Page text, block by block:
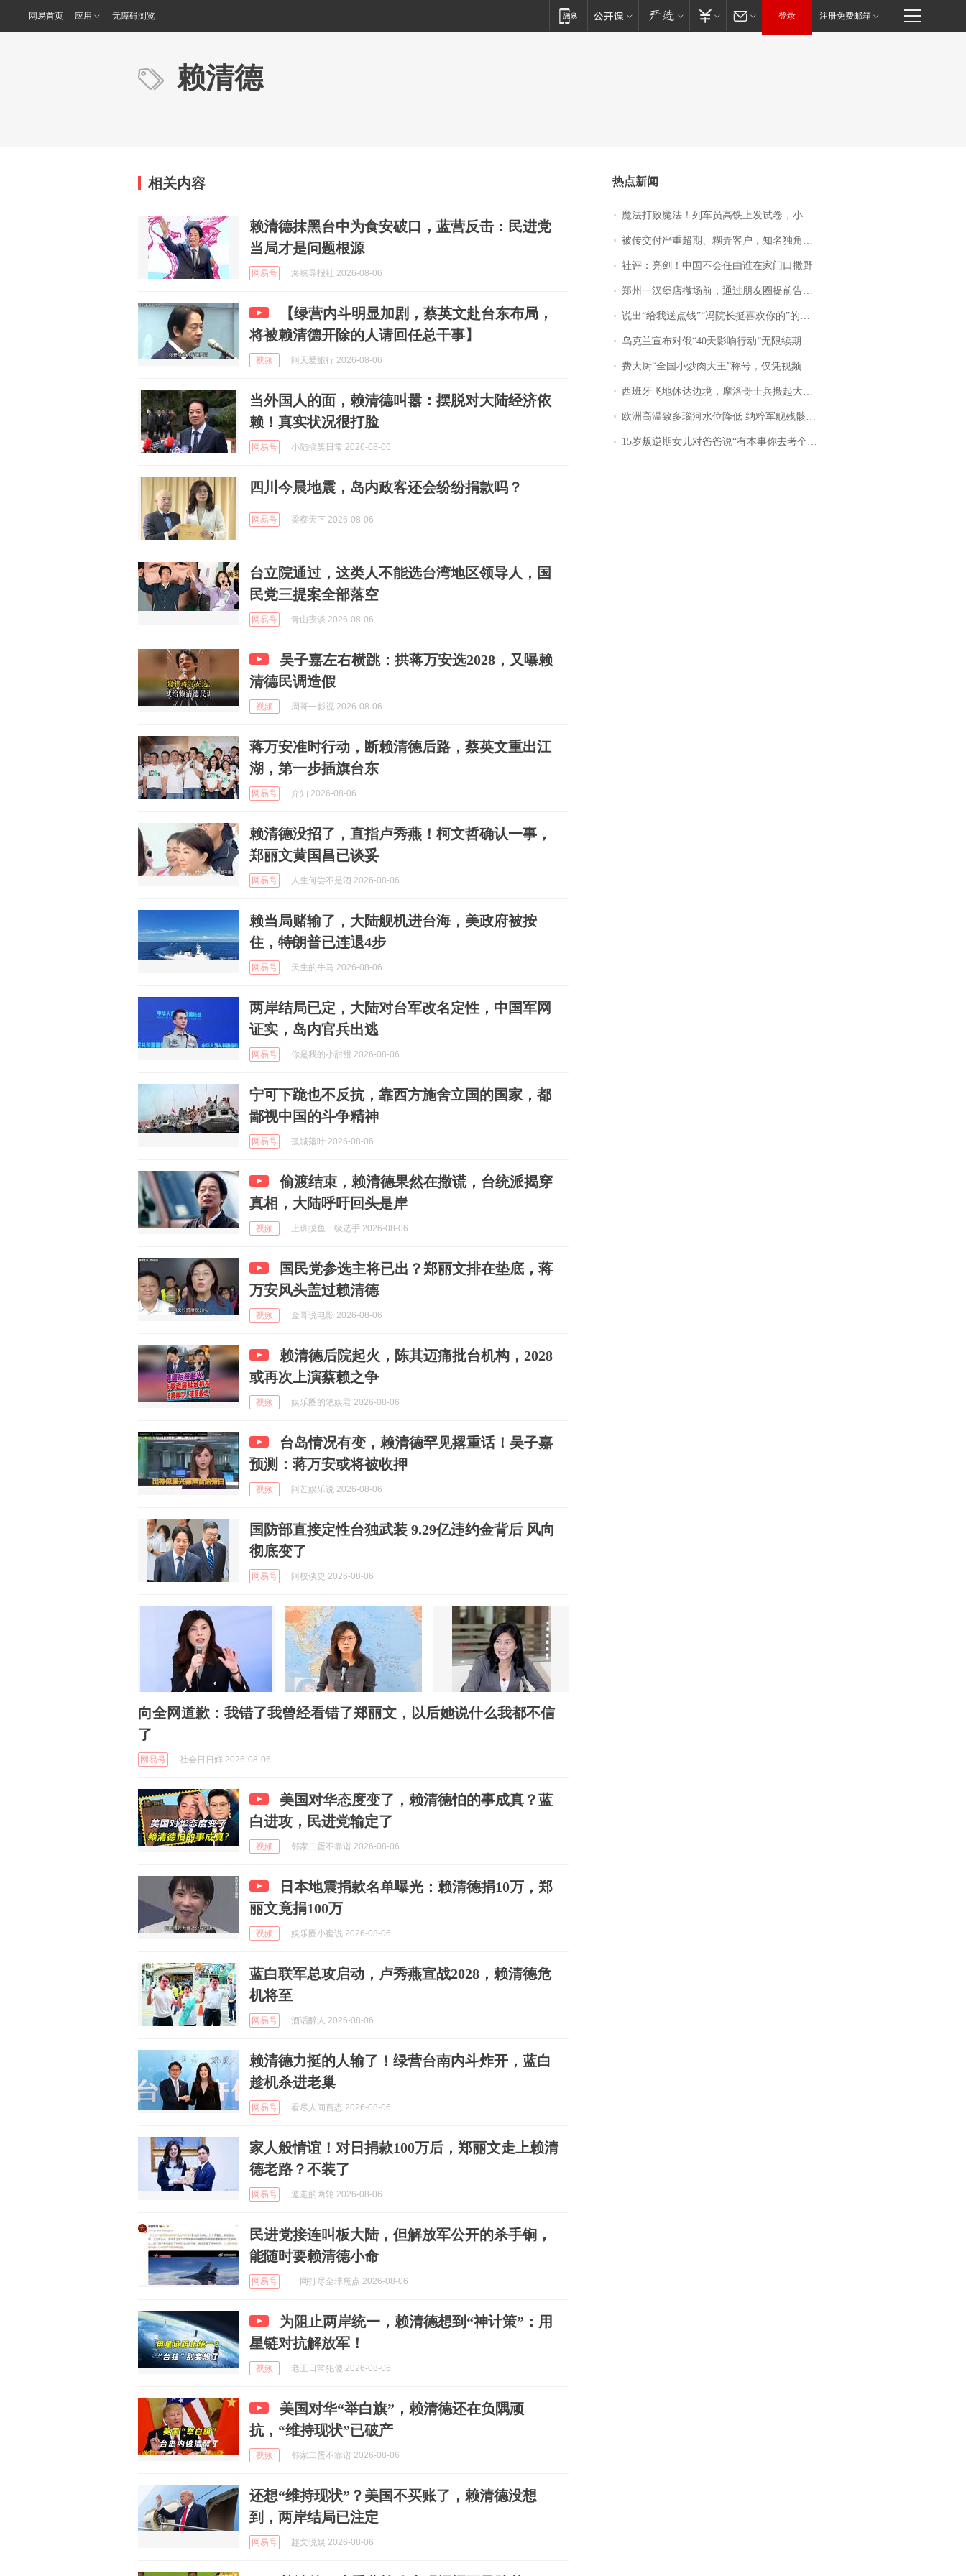
网易首页 应用 无障碍浏览 登录 注册免费邮箱
赖清德
相关内容
赖清德抹黑台中为食安破口，蓝营反击：民进党
当局才是问题根源
网易号 海峡导报社 2026-08-06
【绿营内斗明显加剧，蔡英文赴台东布局，
将被赖清德开除的人请回任总干事】
视频 阿天爱旅行 2026-08-06
当外国人的面，赖清德叫嚣：摆脱对大陆经济依
赖！真实状况很打脸
网易号 小陆搞笑日常 2026-08-06
四川今晨地震，岛内政客还会纷纷捐款吗？
网易号 梁察天下 2026-08-06
台立院通过，这类人不能选台湾地区领导人，国
民党三提案全部落空
网易号 青山夜谈 2026-08-06
吴子嘉左右横跳：拱蒋万安选2028，又曝赖
清德民调造假
视频 周哥一影视 2026-08-06
蒋万安准时行动，断赖清德后路，蔡英文重出江
湖，第一步插旗台东
网易号 介知 2026-08-06
赖清德没招了，直指卢秀燕！柯文哲确认一事，
郑丽文黄国昌已谈妥
网易号 人生何尝不是酒 2026-08-06
赖当局赌输了，大陆舰机进台海，美政府被按
住，特朗普已连退4步
网易号 天生的牛马 2026-08-06
两岸结局已定，大陆对台军改名定性，中国军网
证实，岛内官兵出逃
网易号 你是我的小甜甜 2026-08-06
宁可下跪也不反抗，靠西方施舍立国的国家，都
鄙视中国的斗争精神
网易号 孤城落叶 2026-08-06
偷渡结束，赖清德果然在撒谎，台统派揭穿
真相，大陆呼吁回头是岸
视频 上班摸鱼一级选手 2026-08-06
国民党参选主将已出？郑丽文排在垫底，蒋
万安风头盖过赖清德
视频 金哥说电影 2026-08-06
赖清德后院起火，陈其迈痛批台机构，2028
或再次上演蔡赖之争
视频 娱乐圈的笔娱君 2026-08-06
台岛情况有变，赖清德罕见撂重话！吴子嘉
预测：蒋万安或将被收押
视频 阿芒娱乐说 2026-08-06
国防部直接定性台独武装 9.29亿违约金背后 风向
彻底变了
网易号 阿校谈史 2026-08-06
向全网道歉：我错了我曾经看错了郑丽文，以后她说什么我都不信
了
网易号 社会日日鲜 2026-08-06
美国对华态度变了，赖清德怕的事成真？蓝
白进攻，民进党输定了
视频 邻家二蛋不靠谱 2026-08-06
日本地震捐款名单曝光：赖清德捐10万，郑
丽文竟捐100万
视频 娱乐圈小蜜说 2026-08-06
蓝白联军总攻启动，卢秀燕宣战2028，赖清德危
机将至
网易号 酒话醉人 2026-08-06
赖清德力挺的人输了！绿营台南内斗炸开，蓝白
趁机杀进老巢
网易号 看尽人间百态 2026-08-06
家人般情谊！对日捐款100万后，郑丽文走上赖清
德老路？不装了
网易号 遁走的两轮 2026-08-06
民进党接连叫板大陆，但解放军公开的杀手锏，
能随时要赖清德小命
网易号 一网打尽全球焦点 2026-08-06
为阻止两岸统一，赖清德想到“神计策”：用
星链对抗解放军！
视频 老王日常犯傻 2026-08-06
美国对华“举白旗”，赖清德还在负隅顽
抗，“维持现状”已破产
视频 邻家二蛋不靠谱 2026-08-06
还想“维持现状”？美国不买账了，赖清德没想
到，两岸结局已注定
网易号 趣文说娱 2026-08-06
热点新闻
魔法打败魔法！列车员高铁上发试卷，小朋友一秒静音，12306回应：列车员个人行为，不是铁路规定
被传交付严重超期、糊弄客户，知名独角兽车企创始人回应：都没证据，将依法采取措施，“本人长期与美国交管局保持沟通，对方表示肯定”
社评：亮剑！中国不会任由谁在家门口撒野
郑州一汉堡店撤场前，通过朋友圈提前告知逐一退费，有顾客仅剩1元也全被退回，分文不少；顾客：言而有信，让人感动
说出“给我送点钱”“冯院长挺喜欢你的”的执行局局长被停职，被骚扰的当事人还有问题待解决
乌克兰宣布对俄“40天影响行动”无限续期，7月两国对轰数据均创纪录
费大厨“全国小炒肉大王”称号，仅凭视频评出？中国烹饪协会回应
西班牙飞地休达边境，摩洛哥士兵搬起大石块投向移民引争议，此前一天内数万人从摩洛哥涌入西班牙
欧洲高温致多瑙河水位降低 纳粹军舰残骸重见天日
15岁叛逆期女儿对爸爸说“有本事你去考个研究生”，44岁职场“老登”一战上岸“985”；父亲坦言拒绝空想，常年保持每月读6本书的习惯